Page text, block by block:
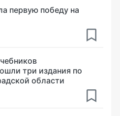
первую победу на
три издания по
области